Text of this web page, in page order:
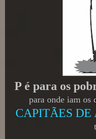
P é para os
para onde iam os
CAPITÃES DE